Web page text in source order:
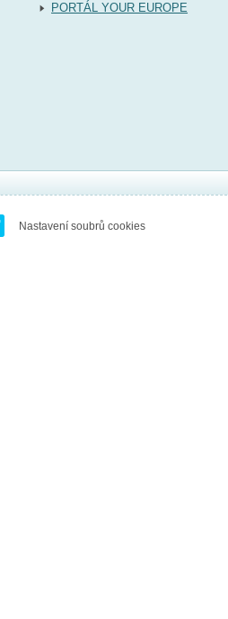
PORTÁL YOUR EUROPE
Nastavení soubrů cookies